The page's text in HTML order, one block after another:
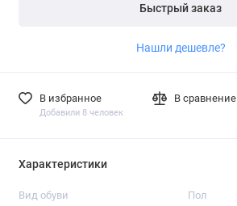
Быстрый заказ
Нашли дешевле?
В избранное
Добавили 8 человек
В сравнение
Характеристики
Вид обуви Пол